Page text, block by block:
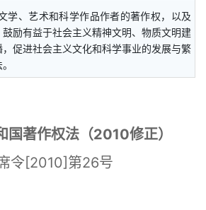
学、艺术和科学作品作者的著作权，以及
励有益于社会主义精神文明、物质文明建
促进社会主义文化和科学事业的发展与繁
国著作权法（2010修正）
令[2010]第26号